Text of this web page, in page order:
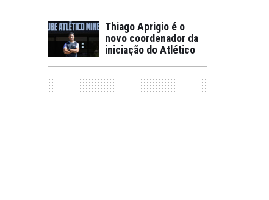
Thiago Aprigio é o
novo coordenador da
iniciação do Atlético